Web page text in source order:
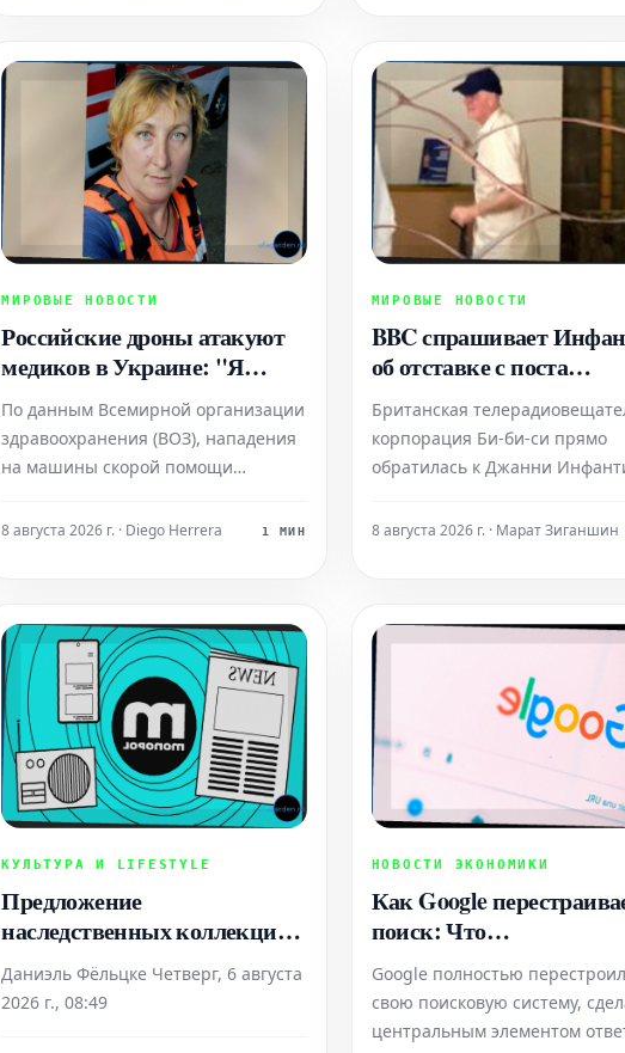
три из девяти этапов полностью
транслируются по телевидению.
Переполнен
достижению нулевых
углерода ("чистого нуля").
МИРОВЫЕ НОВОСТИ
Российские дроны атакуют
медиков в Украине: "Я
бежала, потому что знала,
что умру"
По данным Всемирной организации
здравоохранения (ВОЗ), нападения
на машины скорой помощи
атак на систему здравоохранения
Вследствие этих систематических
нападений гражданск
8 августа 2026 г. · Diego Herrera 1 МИН
МИРОВЫЕ НОВОСТИ
BBC спрашивает
об отставке с поста
президента ФИФА
Британская
корпорация Би-би-си прямо
обратилась к Джанни
Международной федерации
период, когда к руководству
Инфантино приковано
8 августа 2026 г. · Марат Зиганшин
КУЛЬТУРА И LIFESTYLE
Предложение
наследственных коллекций
от владельцев искусства
поистине неисчерпаемо
Даниэль Фёльцке Четверг, 6 августа
2026 г., 08:49
НОВОСТИ ЭКОНОМИКИ
Как Google
поиск: Что
предпринимателям
необходимо успеть
раньше конкурентов
Google полностью
свою поисковую систему,
центральным элементом